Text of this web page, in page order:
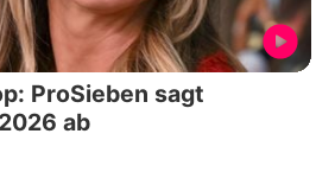
ProSieben sagt
ab